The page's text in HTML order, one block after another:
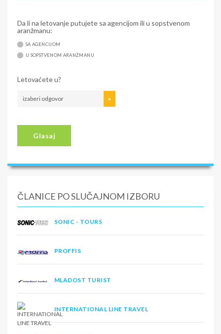
Da li na letovanje putujete sa agencijom ili u sopstvenom
aranžmanu:
SA AGENCIJOM
U SOPSTVENOM ARANŽMANU
Letovaćete u?
izaberi odgovor
Glasaj
ČLANICE PO SLUČAJNOM IZBORU
SONIC - TOURS
PROFFIS
MLADOST TURIST
INTERNATIONAL LINE TRAVEL